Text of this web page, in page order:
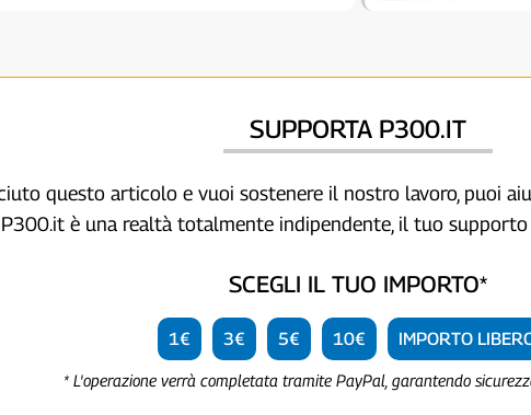
SUPPORTA P300.IT
questo articolo e vuoi sostenere il nostro lavoro, puoi
P300.it è una realtà totalmente indipendente, il tuo
SCEGLI IL TUO IMPORTO*
1€ 3€ 5€ 10€ IMPORTO
* L'operazione verrà completata tramite PayPal, garantendo